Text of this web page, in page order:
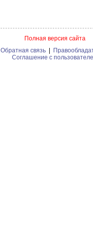
Полная версия сайта
Обратная связь |
Соглашение с